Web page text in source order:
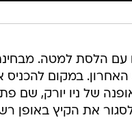
עם הלסת למטה.
במקום להכניס
של ניו יורק, שם
את הקיץ באופן